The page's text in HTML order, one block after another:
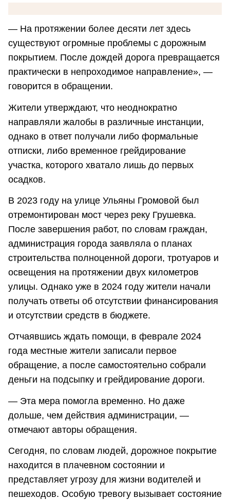
— На протяжении более десяти лет здесь
существуют огромные проблемы с дорожным
покрытием. После дождей дорога превращается
практически в непроходимое направление», —
говорится в обращении.
Жители утверждают, что неоднократно
направляли жалобы в различные инстанции,
однако в ответ получали либо формальные
отписки, либо временное грейдирование
участка, которого хватало лишь до первых
осадков.
В 2023 году на улице Ульяны Громовой был
отремонтирован мост через реку Грушевка.
После завершения работ, по словам граждан,
администрация города заявляла о планах
строительства полноценной дороги, тротуаров и
освещения на протяжении двух километров
улицы. Однако уже в 2024 году жители начали
получать ответы об отсутствии финансирования
и отсутствии средств в бюджете.
Отчаявшись ждать помощи, в феврале 2024
года местные жители записали первое
обращение, а после самостоятельно собрали
деньги на подсыпку и грейдирование дороги.
— Эта мера помогла временно. Но даже
дольше, чем действия администрации, —
отмечают авторы обращения.
Сегодня, по словам людей, дорожное покрытие
находится в плачевном состоянии и
представляет угрозу для жизни водителей и
пешеходов. Особую тревогу вызывает состояние